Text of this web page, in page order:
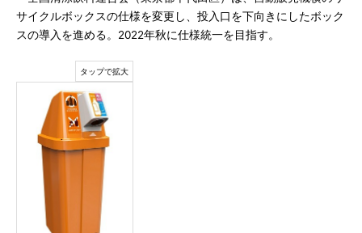
サイクルボックスの仕様を変更し、投入口を下向きにしたボック
スの導入を進める。2022年秋に仕様統一を目指す。